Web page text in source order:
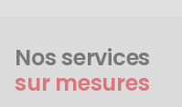
Nos services
sur mesures